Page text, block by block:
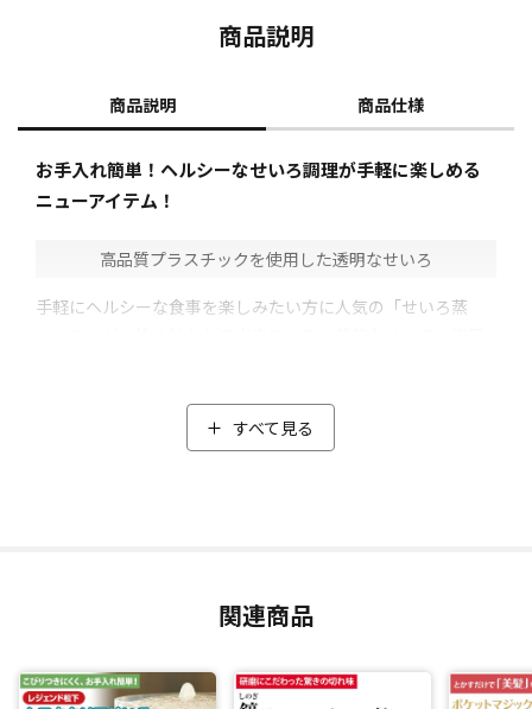
商品説明
商品説明 商品仕様
お手入れ簡単！ヘルシーなせいろ調理が手軽に楽しめる
ニューアイテム！
高品質プラスチックを使用した透明なせいろ
手軽にヘルシーな食事を楽しみたい方に人気の「せいろ蒸
そこで、レジェンド松下プロデュースの「ムテキクリアせい
「熱に強く、こびりつきにくい」のが特徴。そのため面倒な
ま乗せて蒸してもこびりつかずとっても便利。
すべて見る
関連商品